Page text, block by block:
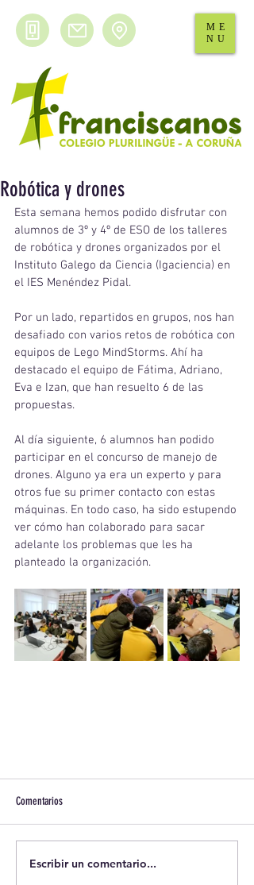
ME
NU
Robótica y drones
Esta semana hemos podido disfrutar con
alumnos de 3º y 4º de ESO de los talleres
de robótica y drones organizados por el
Instituto Galego da Ciencia (Igaciencia) en
el IES Menéndez Pidal.
Por un lado, repartidos en grupos, nos han
desafiado con varios retos de robótica con
equipos de Lego MindStorms. Ahí ha
destacado el equipo de Fátima, Adriano,
Eva e Izan, que han resuelto 6 de las
propuestas.
Al día siguiente, 6 alumnos han podido
participar en el concurso de manejo de
drones. Alguno ya era un experto y para
otros fue su primer contacto con estas
máquinas. En todo caso, ha sido estupendo
ver cómo han colaborado para sacar
adelante los problemas que les ha
planteado la organización.
Comentarios
Escribir un comentario...